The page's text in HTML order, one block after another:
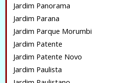
Jardim Panorama
Jardim Parana
Jardim Parque Morumbi
Jardim Patente
Jardim Patente Novo
Jardim Paulista